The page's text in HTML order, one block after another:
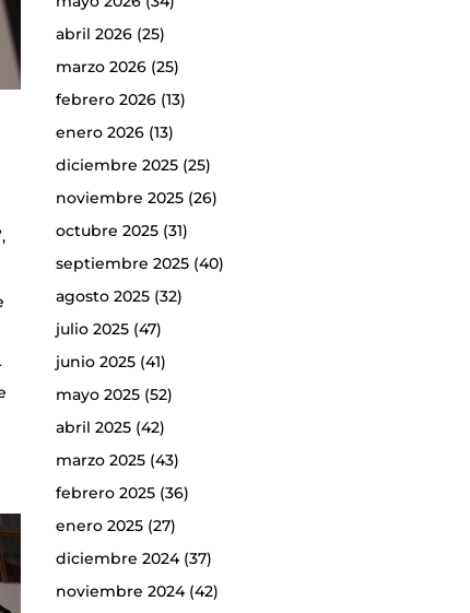
abril 2026(25)
marzo 2026(25)
febrero 2026(13)
enero 2026(13)
diciembre 2025(25)
noviembre 2025(26)
octubre 2025(31)
septiembre 2025(40)
agosto 2025(32)
julio 2025(47)
junio 2025(41)
mayo 2025(52)
abril 2025(42)
marzo 2025(43)
febrero 2025(36)
enero 2025(27)
diciembre 2024(37)
noviembre 2024(42)